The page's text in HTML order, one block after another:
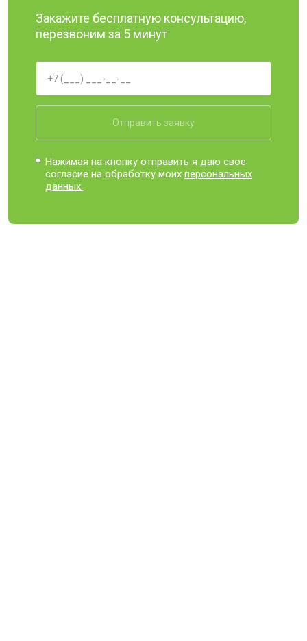
Закажите бесплатную консультацию,
перезвоним за 5 минут
Отправить заявку
Нажимая на кнопку отправить я даю свое
согласие на обработку моихперсональных
данных.